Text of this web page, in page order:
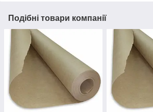
Подібні товари компанії